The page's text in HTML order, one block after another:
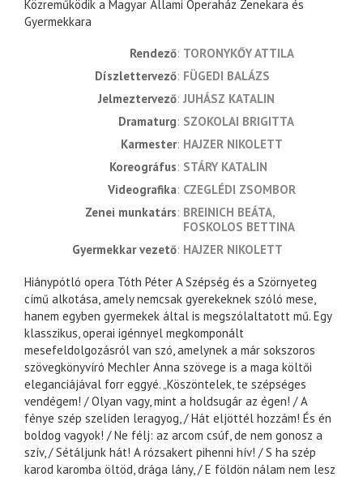
Közreműködik a Magyar Állami Operaház Zenekara és
Gyermekkara
rendező TORONYKŐY ATTILA
díszlettervező FÜGEDI BALÁZS
jelmeztervező JUHÁSZ KATALIN
dramaturg SZOKOLAI BRIGITTA
karmester HAJZER NIKOLETT
koreográfus STÁRY KATALIN
videografika CZEGLÉDI ZSOMBOR
zenei munkatárs BREINICH BEÁTA
FOSKOLOS BETTINA
gyermekkar vezető HAJZER NIKOLETT
Hiánypótló opera Tóth Péter A Szépség és a Szörnyeteg
című alkotása, amely nemcsak gyerekeknek szóló mese,
hanem egyben gyermekek által is megszólaltatott mű. Egy
klasszikus, operai igénnyel megkomponált
mesefeldolgozásról van szó, amelynek a már sokszoros
szövegkönyvíró Mechler Anna szövege is a maga költői
eleganciájával forr eggyé. „Köszöntelek, te szépséges
vendégem! / Olyan vagy, mint a holdsugár az égen! / A
fénye szép szelíden leragyog, / Hát eljöttél hozzám! És én
boldog vagyok! / Ne félj: az arcom csúf, de nem gonosz a
szív, / Sétáljunk hát! A rózsakert pihenni hív! / S ha szép
karod karomba öltöd, drága lány, / E földön nálam nem lesz